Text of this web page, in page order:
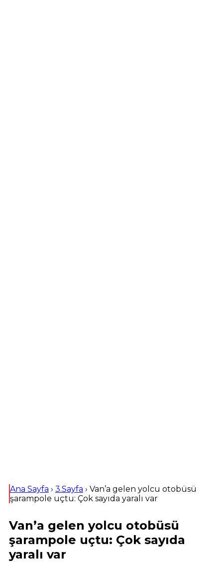
Ana Sayfa › 3.Sayfa › Van’a gelen yolcu otobüsü
şarampole uçtu: Çok sayıda yaralı var
Van’a gelen yolcu otobüsü
şarampole uçtu: Çok sayıda
yaralı var